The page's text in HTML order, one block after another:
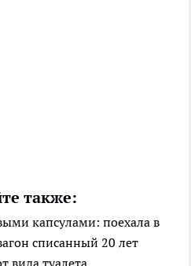
также:
капсулами: поехала в
списанный 20 лет
вида туалета